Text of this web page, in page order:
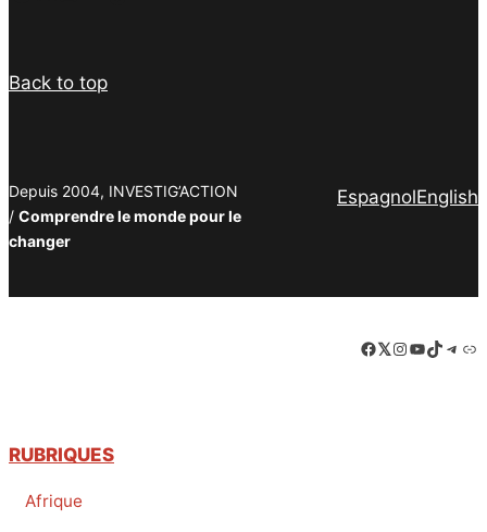
Back to top
Depuis 2004, INVESTIG’ACTION
/ Comprendre le monde pour le
changer
EspagnolEnglish
Facebook
LinkedIn
Instagram
YouTube
TikTok
RUBRIQUES
Afrique